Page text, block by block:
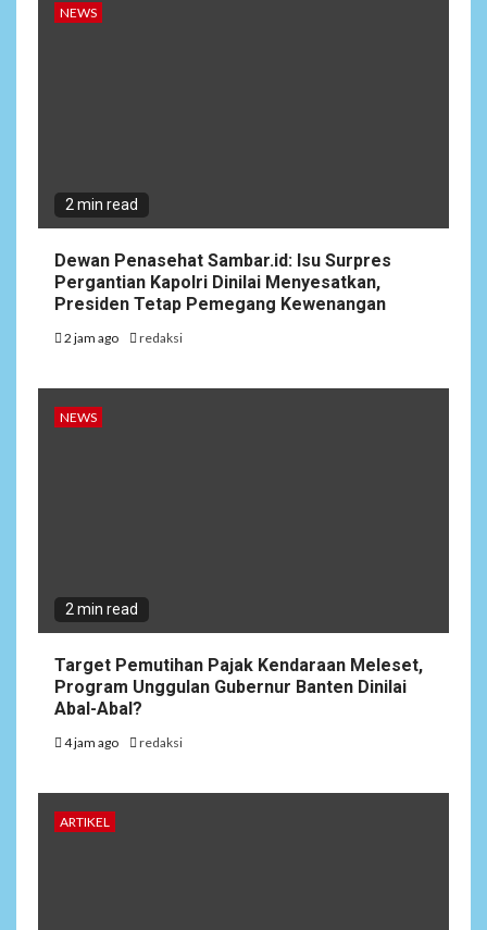
NEWS
2 min read
Dewan Penasehat Sambar.id: Isu Surpres
Pergantian Kapolri Dinilai Menyesatkan,
Presiden Tetap Pemegang Kewenangan
2 jam ago redaksi
NEWS
2 min read
Target Pemutihan Pajak Kendaraan Meleset,
Program Unggulan Gubernur Banten Dinilai
Abal-Abal?
4 jam ago redaksi
ARTIKEL